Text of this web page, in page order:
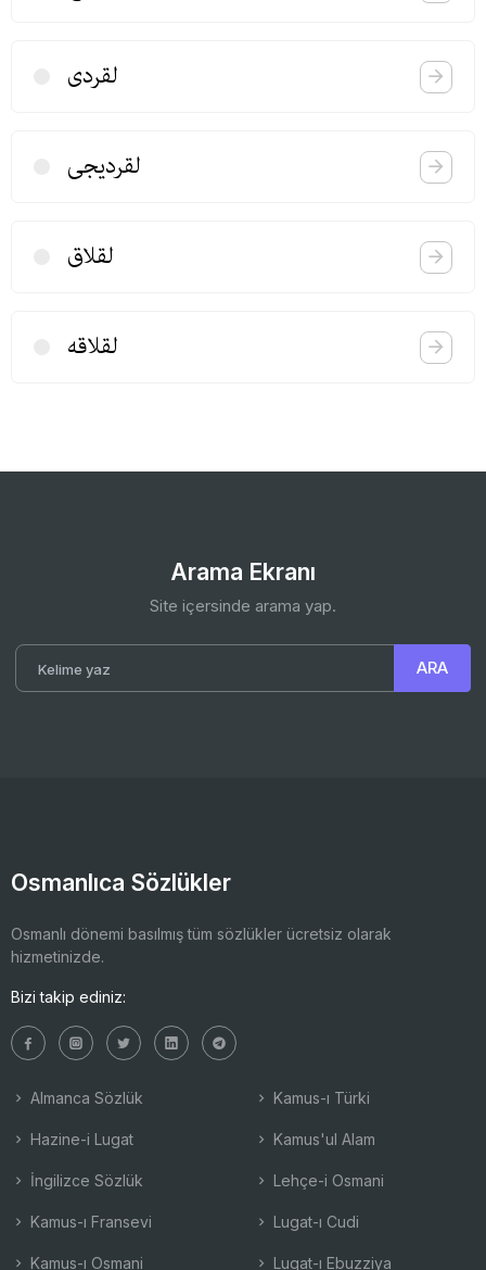
لقردی
لقردیجی
لقلاق
لقلاقه
Arama Ekranı
Site içersinde arama yap.
Osmanlıca Sözlükler
Osmanlı dönemi basılmış tüm sözlükler ücretsiz olarak
hizmetinizde.
Bizi takip ediniz:
Almanca Sözlük
Hazine-i Lugat
İngilizce Sözlük
Kamus-ı Fransevi
Kamus-ı Osmani
Kamus-ı Türki
Kamus'ul Alam
Lehçe-i Osmani
Lugat-ı Cudi
Lugat-ı Ebuzziya